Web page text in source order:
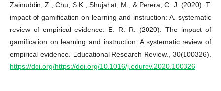
Zainuddin, Z., Chu, S.K., Shujahat, M., & Perera, C. J. (2020). T.
impact of gamification on learning and instruction: A. systematic
review of empirical evidence. E. R. R. (2020). The impact of
gamification on learning and instruction: A systematic review of
empirical evidence. Educational Research Review., 30(100326).
https://doi.org/https://doi.org/10.1016/j.edurev.2020.100326